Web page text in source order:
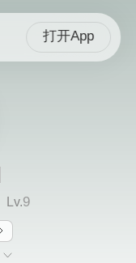
打开App
Lv.9